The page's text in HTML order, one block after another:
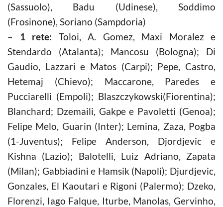
(Sassuolo), Badu (Udinese), Soddimo
(Frosinone), Soriano (Sampdoria)
– 1 rete: Toloi, A. Gomez, Maxi Moralez e
Stendardo (Atalanta); Mancosu (Bologna); Di
Gaudio, Lazzari e Matos (Carpi); Pepe, Castro,
Hetemaj (Chievo); Maccarone, Paredes e
Pucciarelli (Empoli); Blaszczykowski(Fiorentina);
Blanchard; Dzemaili, Gakpe e Pavoletti (Genoa);
Felipe Melo, Guarin (Inter); Lemina, Zaza, Pogba
(1-Juventus); Felipe Anderson, Djordjevic e
Kishna (Lazio); Balotelli, Luiz Adriano, Zapata
(Milan); Gabbiadini e Hamsik (Napoli); Djurdjevic,
Gonzales, El Kaoutari e Rigoni (Palermo); Dzeko,
Florenzi, Iago Falque, Iturbe, Manolas, Gervinho,